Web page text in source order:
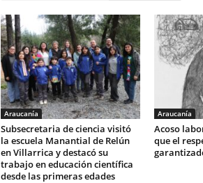
Araucanía
Subsecretaria de ciencia visitó
la escuela Manantial de Relún
en Villarrica y destacó su
trabajo en educación científica
desde las primeras edades
Araucanía
Acoso
que el